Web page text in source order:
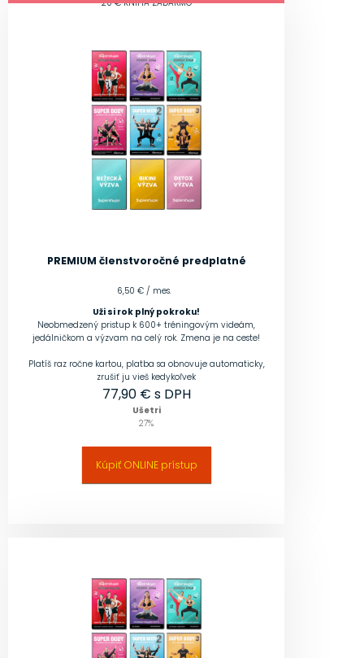
20 € KNIHA ZADARMO
PREMIUM členstvoročné predplatné
6,50 € / mes.
Uži si rok plný pokroku!
Neobmedzený pristup k 600+ tréningovým videám,
jedálničkom a výzvam na celý rok. Zmena je na ceste!
Platíš raz ročne kartou, platba sa obnovuje automaticky,
zrušiť ju vieš kedykoľvek
77,90€ s DPH
Ušetri
27%
Kúpiť ONLINE prístup